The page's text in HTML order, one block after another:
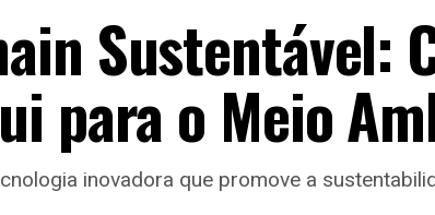
Sustentável:
para o Meio
inovadora que promove a